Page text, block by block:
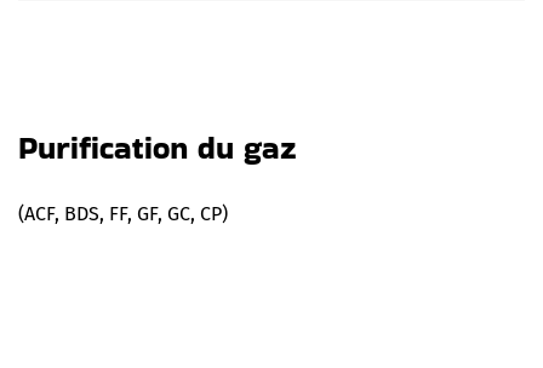
Purification du gaz
(ACF, BDS, FF, GF, GC, CP)